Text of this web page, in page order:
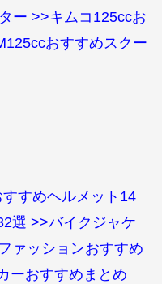
ー >>キムコ125ccお
おすすめスクー
すめヘルメット14
選 >>バイクジャケ
ァッションおすすめ
ーおすすめまとめ